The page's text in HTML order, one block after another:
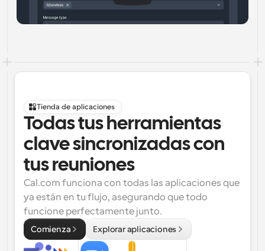
Tienda de aplicaciones
Todas tus herramientas
clave sincronizadas con
tus reuniones
Cal.com funciona con todas las aplicaciones que
ya están en tu flujo, asegurando que todo
funcione perfectamente junto.
Comienza Explorar aplicaciones